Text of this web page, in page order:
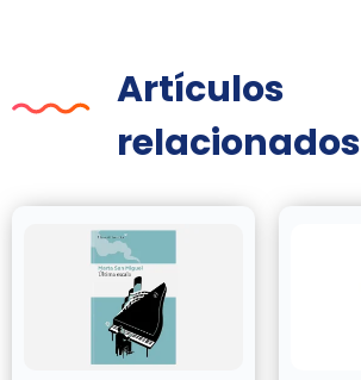
Artículos
relacionados